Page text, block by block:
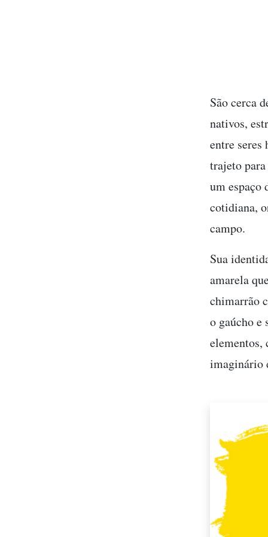
São cerca
nativos,
entre seres
trajeto
um espaço
cotidiana,
campo.
Sua
amarela
chimarrão
o gaúcho e
elementos,
imaginário